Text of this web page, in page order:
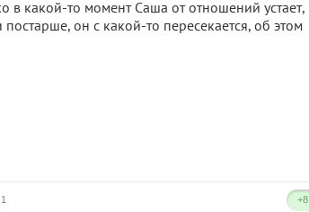
какой-то момент Саша от отношений устает,
он с какой-то пересекается, об этом
1 +8